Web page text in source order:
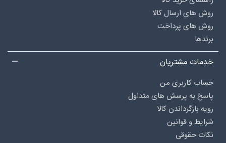
روش های ارسال کالا
روش های پرداخت
برندها
خدمات مشتریان
حساب کاربری من
پاسخ به پرسش های متداول
رویه بازگرداندن کالا
شرایط و قوانین
نکات حقوقی